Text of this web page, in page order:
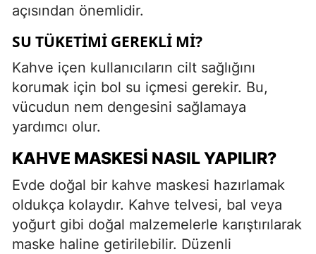
açısından önemlidir.
SU TÜKETIMI GEREKLI MI?
Kahve içen kullanıcıların cilt sağlığını
korumak için bol su içmesi gerekir. Bu,
vücudun nem dengesini sağlamaya
yardımcı olur.
KAHVE MASKESI NASIL YAPILIR?
Evde doğal bir kahve maskesi hazırlamak
oldukça kolaydır. Kahve telvesi, bal veya
yoğurt gibi doğal malzemelerle karıştırılarak
maske haline getirilebilir. Düzenli